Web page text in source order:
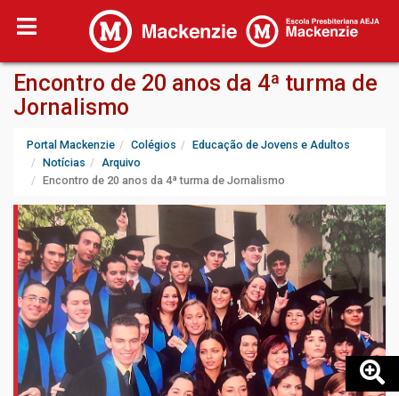
Encontro de 20 anos da 4ª turma de
Jornalismo
Portal Mackenzie Colégios
Educação de Jovens e Adultos
Notícias
Arquivo
Encontro de 20 anos da 4ª turma de Jornalismo